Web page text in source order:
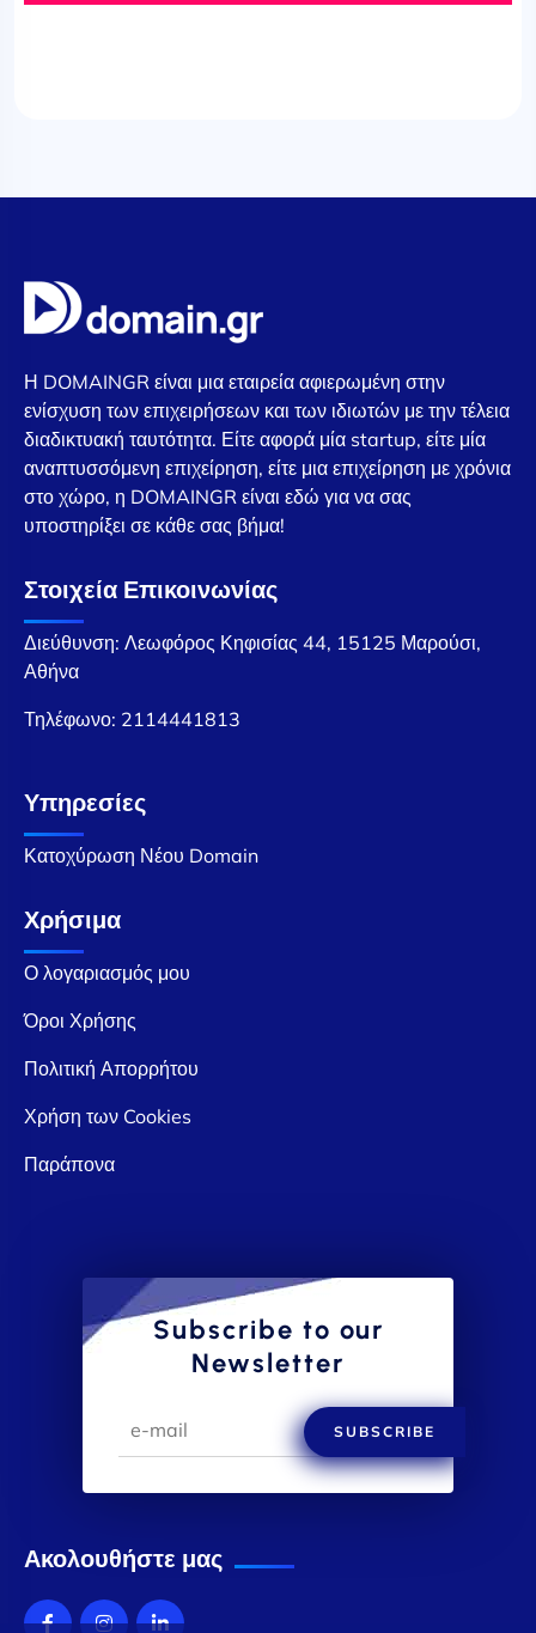
Η DOMAINGR είναι μια εταιρεία αφιερωμένη στην
ενίσχυση των επιχειρήσεων και των ιδιωτών με την τέλεια
διαδικτυακή ταυτότητα. Είτε αφορά μία startup, είτε μία
αναπτυσσόμενη επιχείρηση, είτε μια επιχείρηση με χρόνια
στο χώρο, η DOMAINGR είναι εδώ για να σας
υποστηρίξει σε κάθε σας βήμα!
Στοιχεία Επικοινωνίας
Διεύθυνση: Λεωφόρος Κηφισίας 44, 15125 Μαρούσι,
Αθήνα
Τηλέφωνο: 2114441813
Υπηρεσίες
Κατοχύρωση Νέου Domain
Χρήσιμα
Ο λογαριασμός μου
Όροι Χρήσης
Πολιτική Απορρήτου
Χρήση των Cookies
Παράπονα
Subscribe to our
Newsletter
SUBSCRIBE
Ακολουθήστε μας